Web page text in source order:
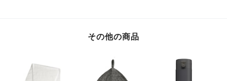
その他の商品